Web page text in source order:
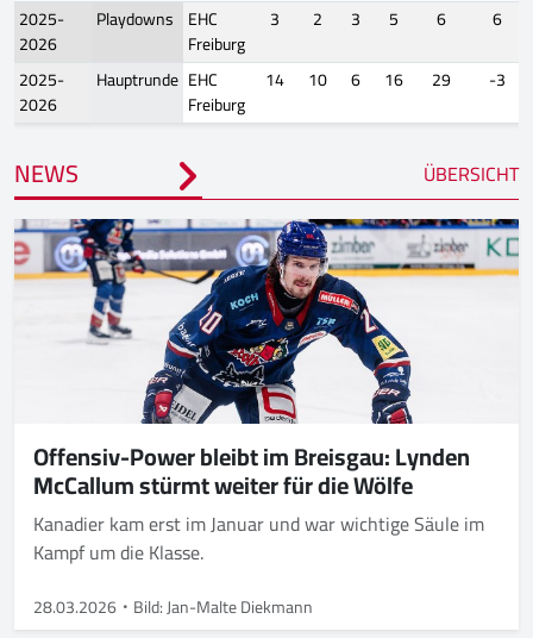
2025-
2026
Playdowns EHC
Freiburg
3 2 3 5 6
6
2025-
2026
Hauptrunde EHC
Freiburg
14 10 6 16 29 -3
NEWS ÜBERSICHT
Offensiv-Power bleibt im Breisgau: Lynden
McCallum stürmt weiter für die Wölfe
Kanadier kam erst im Januar und war wichtige Säule im
Kampf um die Klasse.
28.03.2026 Bild: Jan-Malte Diekmann